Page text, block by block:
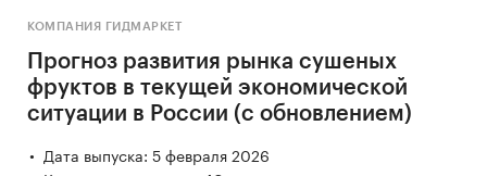
КОМПАНИЯ ГИДМАРКЕТ
Прогноз развития рынка сушеных
фруктов в текущей экономической
ситуации в России (с обновлением)
Дата выпуска: 5 февраля 2026